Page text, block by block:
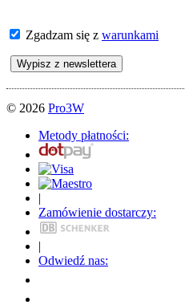
Zgadzam się z warunkami
© 2026 Pro3W
Metody płatności:
|
Zamówienie dostarczy:
|
Odwiedź nas: